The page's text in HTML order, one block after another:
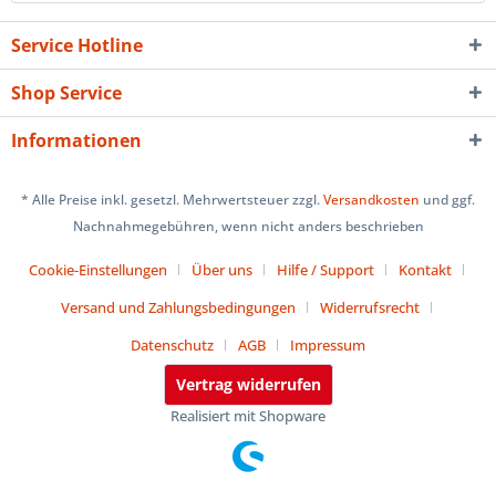
Service Hotline
Shop Service
Informationen
* Alle Preise inkl. gesetzl. Mehrwertsteuer zzgl.Versandkosten und ggf.
Nachnahmegebühren, wenn nicht anders beschrieben
Cookie-Einstellungen Über uns Hilfe / Support
Kontakt
Versand und Zahlungsbedingungen
Widerrufsrecht
Datenschutz
AGB Impressum
Vertrag widerrufen
Realisiert mit Shopware